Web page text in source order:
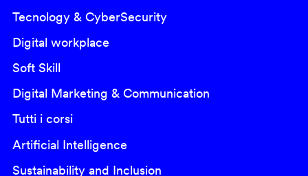
Tecnology & CyberSecurity
Digital workplace
Soft Skill
Digital Marketing & Communication
Tutti i corsi
Artificial Intelligence
Sustainability and Inclusion